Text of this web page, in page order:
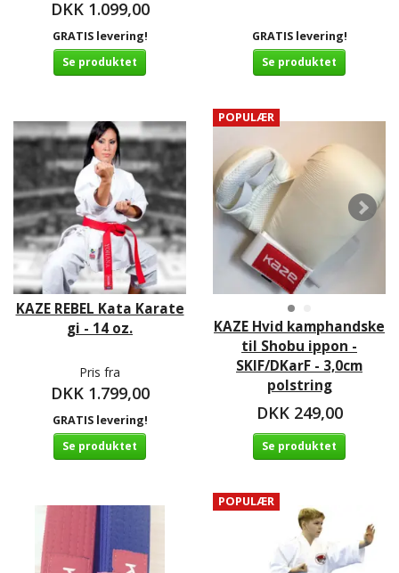
DKK 1.099,00
GRATIS levering!
Se produktet
GRATIS levering!
Se produktet
KAZE REBEL Kata Karate
gi - 14 oz.
Pris fra
DKK 1.799,00
GRATIS levering!
Se produktet
POPULÆR
KAZE Hvid kamphandske
til Shobu ippon -
SKIF/DKarF - 3,0cm
polstring
DKK 249,00
Se produktet
POPULÆR